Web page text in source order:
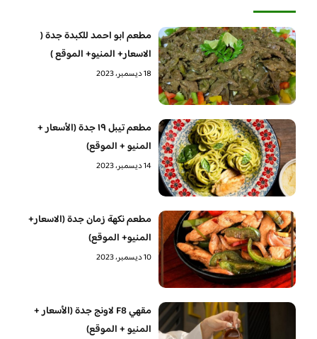
مطعم ابو احمد للكبدة جدة (
الاسعار+ المنيو+ الموقع )
18 ديسمبر، 2023
مطعم تيبل ١٩ جدة (الأسعار +
المنيو + الموقع)
14 ديسمبر، 2023
مطعم نكهة زمان جدة (الاسعار+
المنيو+ الموقع)
10 ديسمبر، 2023
مقهي F8 لاونج جدة (الأسعار +
المنيو + الموقع)